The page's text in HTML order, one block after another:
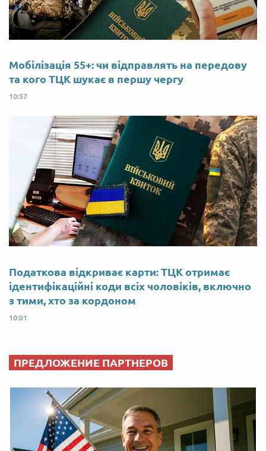
Мобілізація 55+: чи відправлять на передову
та кого ТЦК шукає в першу чергу
10:57
Податкова відкриває карти: ТЦК отримає
ідентифікаційні коди всіх чоловіків, включно
з тими, хто за кордоном
10:01
ПРЕДЛОЖЕНИЕ ПАРТНЕРОВ